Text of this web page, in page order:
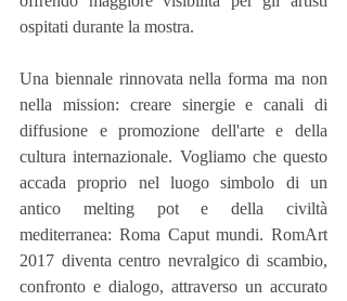
ospitati durante la mostra.
Una biennale rinnovata nella forma ma non
nella mission: creare sinergie e canali di
diffusione e promozione dell'arte e della
cultura internazionale. Vogliamo che questo
accada proprio nel luogo simbolo di un
antico melting pot e della civiltà
mediterranea: Roma Caput mundi. RomArt
2017 diventa centro nevralgico di scambio,
confronto e dialogo, attraverso un accurato